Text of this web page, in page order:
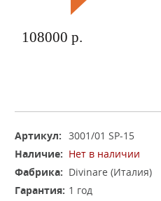
108000 р.
Артикул: 3001/01 SP-15
Наличие: Нет в наличии
Фабрика: Divinare (Италия)
Гарантия: 1 год